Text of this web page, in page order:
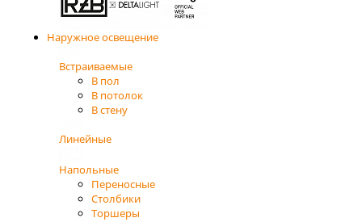
Наружное освещение
Встраиваемые
В пол
В потолок
В стену
Линейные
Напольные
Переносные
Столбики
Торшеры